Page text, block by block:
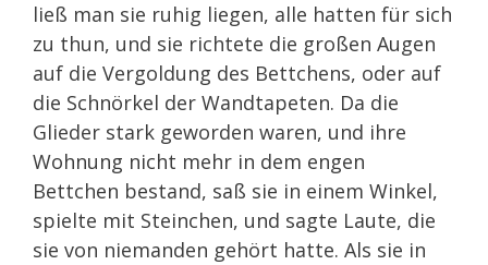
ließ man sie ruhig liegen, alle hatten für sich
zu thun, und sie richtete die großen Augen
auf die Vergoldung des Bettchens, oder auf
die Schnörkel der Wandtapeten. Da die
Glieder stark geworden waren, und ihre
Wohnung nicht mehr in dem engen
Bettchen bestand, saß sie in einem Winkel,
spielte mit Steinchen, und sagte Laute, die
sie von niemanden gehört hatte. Als sie in